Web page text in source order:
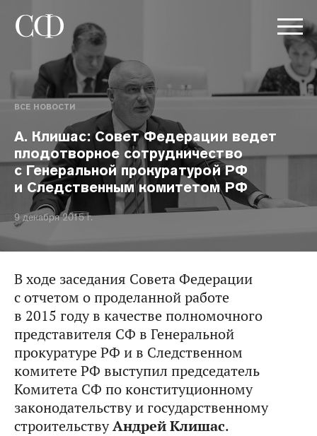
ВСЕ НОВОСТИ
А. Клишас: Совет Федерации ведет
плодотворное сотрудничество
с Генеральной прокуратурой РФ
и Следственным комитетом РФ
9 декабря 2015 г.
В ходе заседания Совета Федерации
с отчетом о проделанной работе
в 2015 году в качестве полномочного
представителя СФ в Генеральной
прокуратуре РФ и в Следственном
комитете РФ выступил председатель
Комитета СФ по конституционному
законодательству и государственному
строительствуАндрей Клишас.